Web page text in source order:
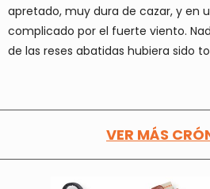
apretado, muy dura de cazar, y en
complicado por el fuerte viento.
de las reses abatidas hubiera sido
VER MÁS